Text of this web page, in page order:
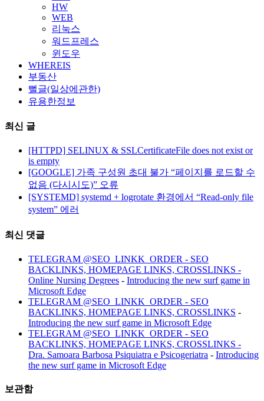
HW
WEB
리눅스
워드프레스
윈도우
WHEREIS
부동산
뻘글(일상에관한)
유용한정보
최신 글
[HTTPD] SELINUX & SSLCertificateFile does not exist or
is empty
[GOOGLE] 가족 구성원 초대 불가 “페이지를 로드할 수
없음 (다시시도)” 오류
[SYSTEMD] systemd + logrotate 환경에서 “Read-only file
system” 에러
최신 댓글
TELEGRAM @SEO_LINKK_ORDER - SEO
BACKLINKS, HOMEPAGE LINKS, CROSSLINKS -
Online Nursing Degrees - Introducing the new surf game in
Microsoft Edge
TELEGRAM @SEO_LINKK_ORDER - SEO
BACKLINKS, HOMEPAGE LINKS, CROSSLINKS -
Introducing the new surf game in Microsoft Edge
TELEGRAM @SEO_LINKK_ORDER - SEO
BACKLINKS, HOMEPAGE LINKS, CROSSLINKS -
Dra. Samoara Barbosa Psiquiatra e Psicogeriatra - Introducing
the new surf game in Microsoft Edge
보관함